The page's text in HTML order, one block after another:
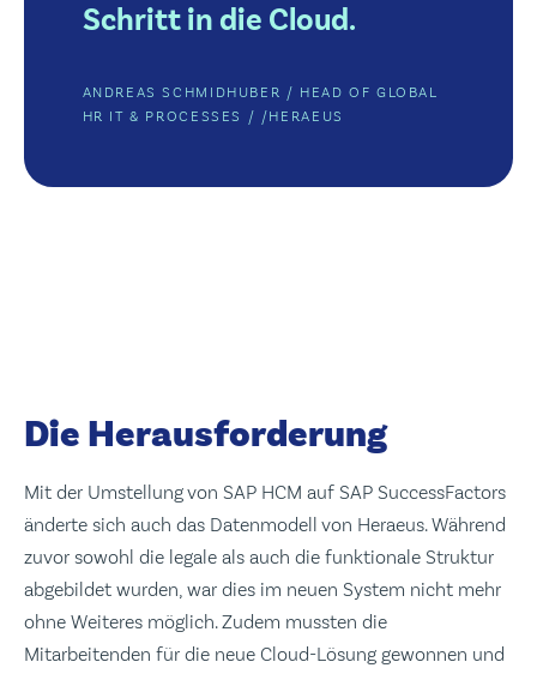
Schritt in die Cloud.
ANDREAS SCHMIDHUBER / HEAD OF GLOBAL
HR IT & PROCESSES / /HERAEUS
Die Herausforderung
Mit der Umstellung von SAP HCM auf SAP SuccessFactors
änderte sich auch das Datenmodell von Heraeus. Während
zuvor sowohl die legale als auch die funktionale Struktur
abgebildet wurden, war dies im neuen System nicht mehr
ohne Weiteres möglich. Zudem mussten die
Mitarbeitenden für die neue Cloud-Lösung gewonnen und